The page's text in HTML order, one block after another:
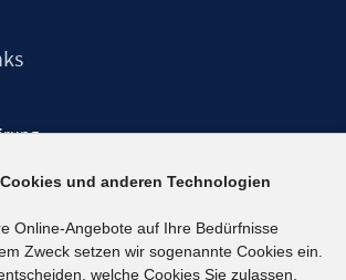
und anderen Technologien
Online-Angebote auf Ihre Bedürfnisse
Zweck setzen wir sogenannte Cookies ein.
welche Cookies Sie zulassen.